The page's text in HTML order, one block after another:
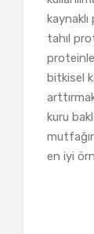
tahıl
bitkisel
kuru
en iyi